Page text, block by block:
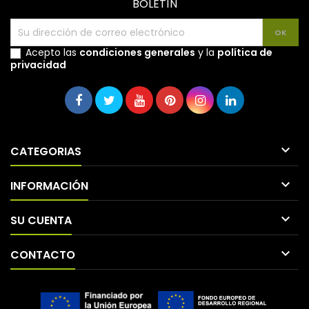
BOLETÍN
Acepto las condiciones generales y la política de
privacidad
CATEGORIAS 
INFORMACIÓN 
SU CUENTA 
CONTACTO 